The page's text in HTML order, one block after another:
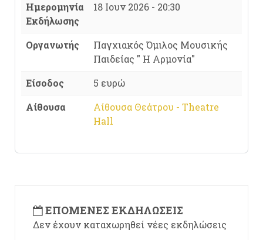
Ημερομηνία
Εκδήλωσης
18 Ιουν 2026 - 20:30
Οργανωτής
Παγχιακός Όμιλος Μουσικής
Παιδείας " Η Αρμονία"
Είσοδος
5 ευρώ
Αίθουσα
Αίθουσα Θεάτρου - Theatre
Hall
ΕΠΌΜΕΝΕΣ ΕΚΔΗΛΏΣΕΙΣ
Δεν έχουν καταχωρηθεί νέες εκδηλώσεις